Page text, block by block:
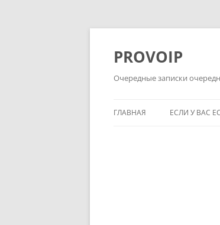
Перейти
PROVOIP
Очередные записки
ГЛАВНАЯ ЕСЛИ У ВАС